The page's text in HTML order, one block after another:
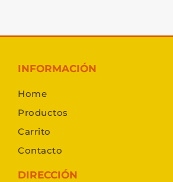
INFORMACIÓN
Home
Productos
Carrito
Contacto
DIRECCIÓN